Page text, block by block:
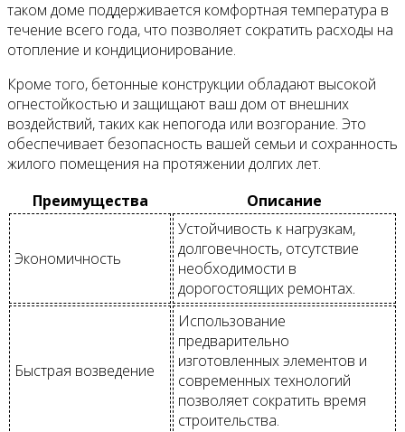
таком доме поддерживается комфортная температура в
течение всего года, что позволяет сократить расходы на
отопление и кондиционирование.
Кроме того, бетонные конструкции обладают высокой
огнестойкостью и защищают ваш дом от внешних
воздействий, таких как непогода или возгорание. Это
обеспечивает безопасность вашей семьи и сохранность
жилого помещения на протяжении долгих лет.
Преимущества
Описание
Экономичность
Устойчивость к нагрузкам,
долговечность, отсутствие
необходимости в
дорогостоящих ремонтах.
Быстрая возведение
Использование
предварительно
изготовленных элементов и
современных технологий
позволяет сократить время
строительства.